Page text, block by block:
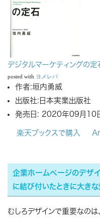
デジタルマーケティングの定
posted with ヨメレバ
作者:垣内勇威
出版社: 日本実業出版社
発売日: 2020年09月10
楽天ブックスで購入
企業ホームページのデザ
に結び付いたときに大き
むしろデザインで重要なのは